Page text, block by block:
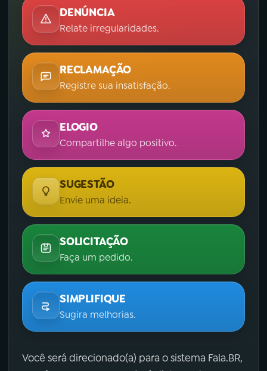
DENÚNCIA
Relate irregularidades.
RECLAMAÇÃO
Registre sua insatisfação.
ELOGIO
Compartilhe algo positivo.
SUGESTÃO
Envie uma ideia.
SOLICITAÇÃO
Faça um pedido.
SIMPLIFIQUE
Sugira melhorias.
Você será direcionado(a) para o sistema Fala.BR,